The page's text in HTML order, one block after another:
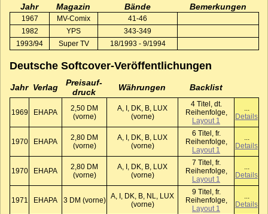
Jahr Magazin Bände Bemerkungen
1967 MV-Comix
41-46
1982
YPS
343-349
1993/94
Super TV 18/1993 - 9/1994
Deutsche Softcover-Veröffentlichungen
Jahr Verlag
Preis­auf­
druck
Währungen Backlist
1969 EHAPA
2,50 DM
(vorne)
A, I, DK, B, LUX
(vorne)
4 Titel, dt.
Reihenfolge,
Layout 1
...
Details
1970 EHAPA
2,80 DM
(vorne)
A, I, DK, B, LUX
(vorne)
6 Titel, fr.
Reihenfolge,
Layout 1
...
Details
1970 EHAPA
2,80 DM
(vorne)
A, I, DK, B, LUX
(vorne)
7 Titel, fr.
Reihenfolge,
Layout 1
...
Details
1971 EHAPA 3 DM (vorne)
A, I, DK, B, NL, LUX
(vorne)
9 Titel, fr.
Reihenfolge,
Layout 1
...
Details